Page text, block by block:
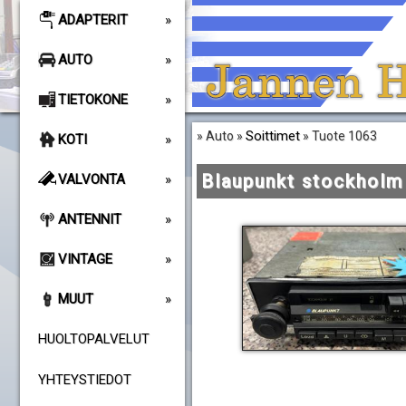
ADAPTERIT
AUTO
TIETOKONE
KOTI
VALVONTA
ANTENNIT
VINTAGE
MUUT
HUOLTOPALVELUT
YHTEYSTIEDOT
» Auto »Soittimet » Tuote 1063
Blaupunkt